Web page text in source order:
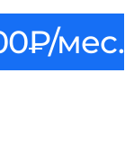
мес.